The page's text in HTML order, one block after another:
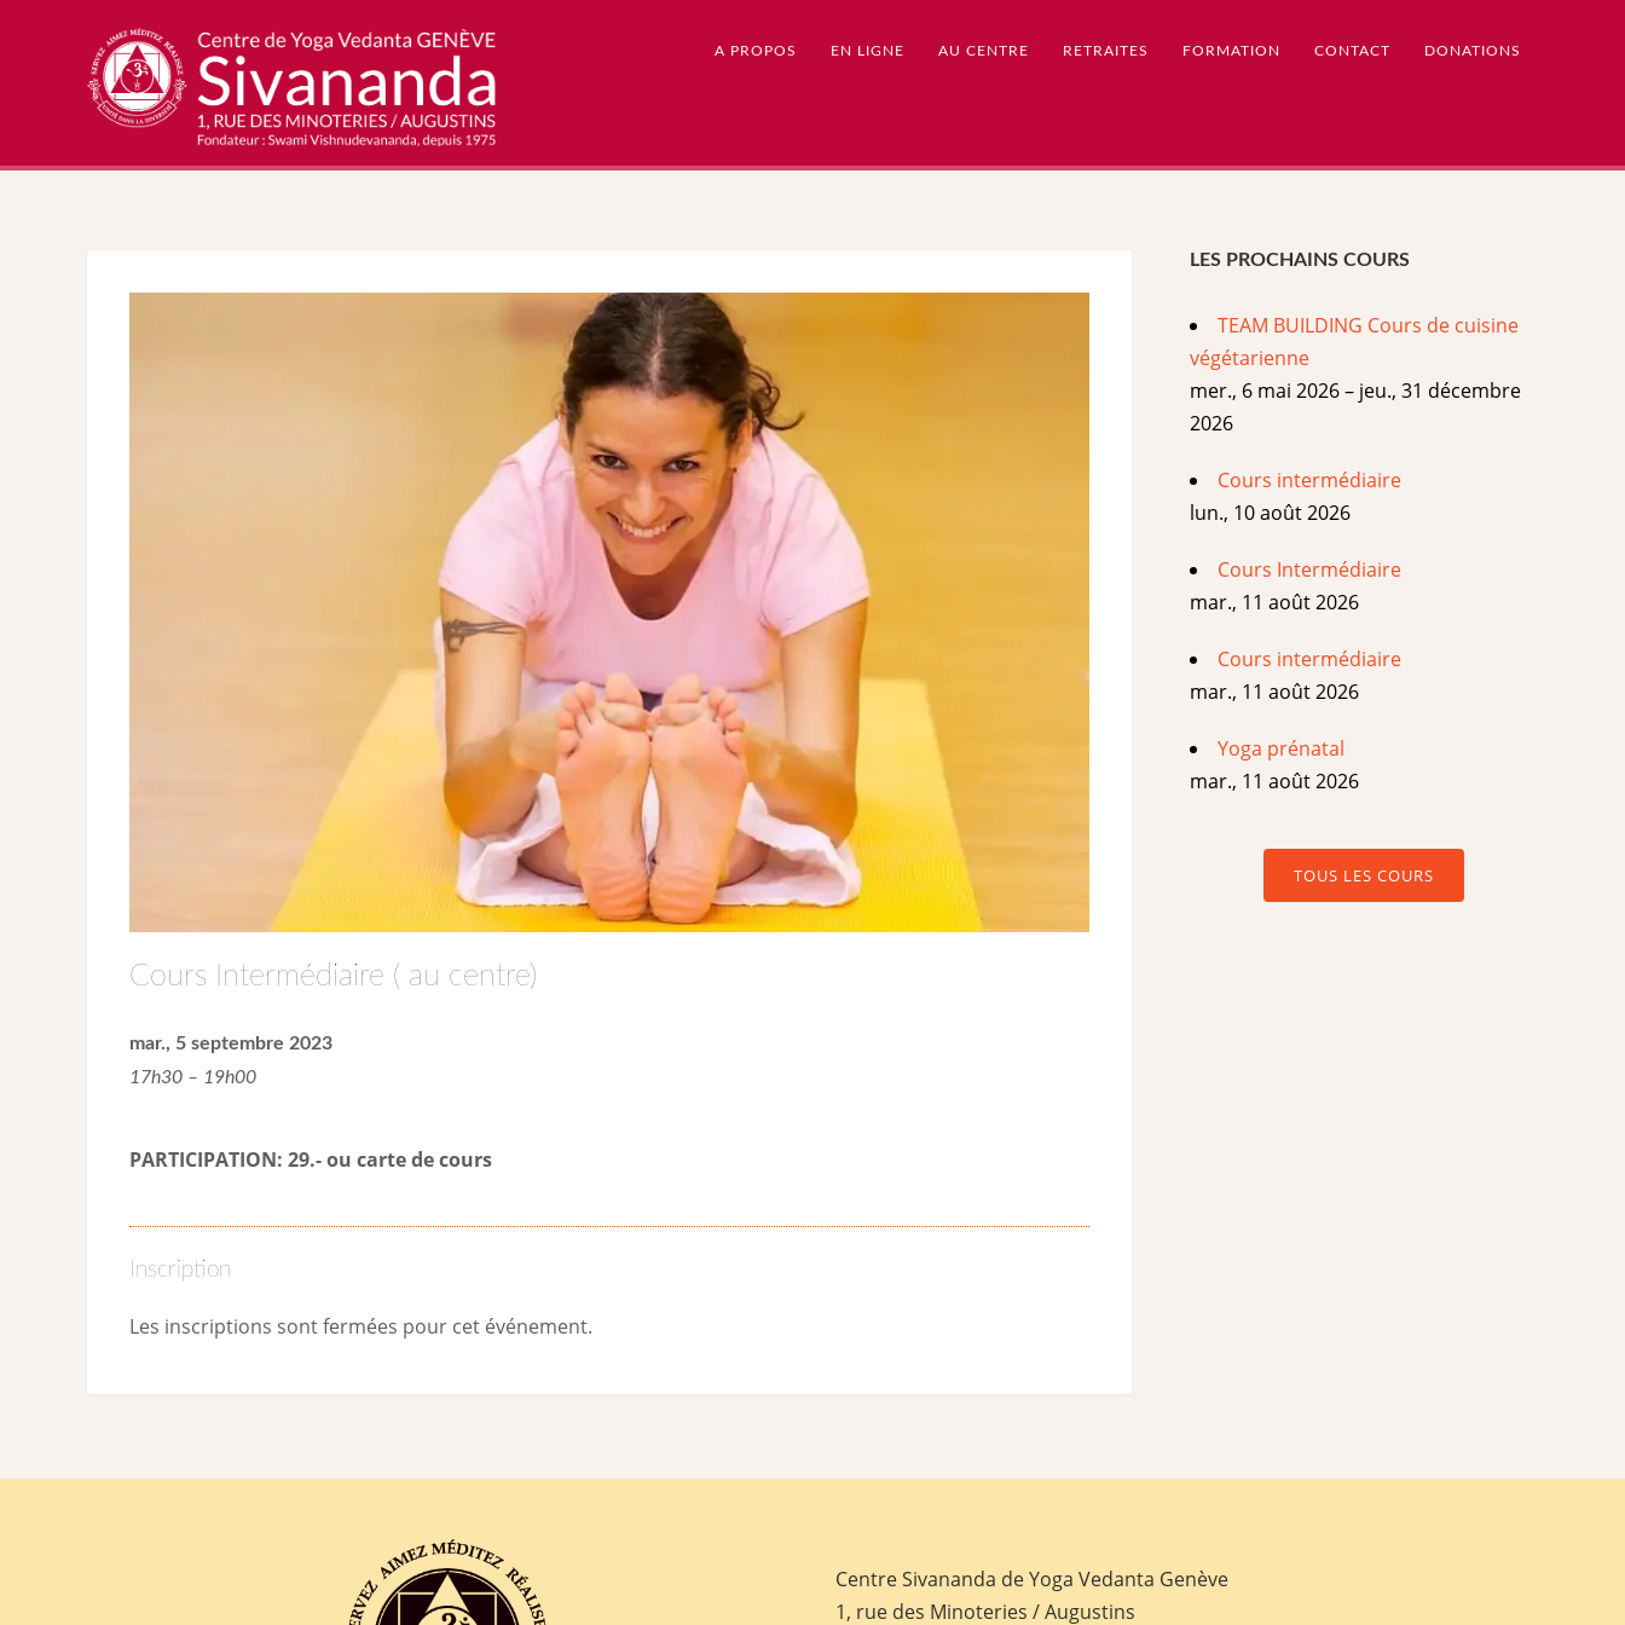
A PROPOS EN LIGNE AU CENTRE RETRAITES FORMATION CONTACT DONATIONS
Cours Intermédiaire ( au centre)
mar., 5 septembre 2023
17h30 – 19h00
PARTICIPATION: 29.- ou carte de cours
Inscription
Les inscriptions sont fermées pour cet événement.
LES PROCHAINS COURS
TEAM BUILDING Cours de cuisine
végétarienne
mer., 6 mai 2026 – jeu., 31 décembre
2026
Cours intermédiaire
lun., 10 août 2026
Cours Intermédiaire
mar., 11 août 2026
Cours intermédiaire
mar., 11 août 2026
Yoga prénatal
mar., 11 août 2026
TOUS LES COURS
Centre Sivananda de Yoga Vedanta Genève
1, rue des Minoteries / Augustins